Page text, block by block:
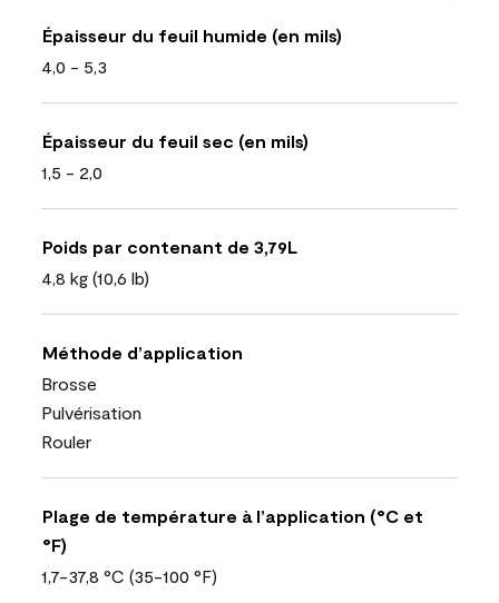
Épaisseur du feuil humide (en mils)
4,0 - 5,3
Épaisseur du feuil sec (en mils)
1,5 - 2,0
Poids par contenant de 3,79L
4,8 kg (10,6 lb)
Méthode d’application
Brosse
Pulvérisation
Rouler
Plage de température à l’application (°C et
°F)
1,7-37,8 °C (35-100 °F)